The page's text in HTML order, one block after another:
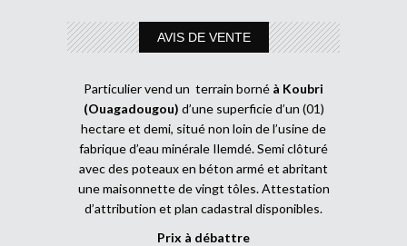
AVIS DE VENTE
Particulier vend un terrain borné à Koubri
(Ouagadougou) d’une superficie d’un (01)
hectare et demi, situé non loin de l’usine de
fabrique d’eau minérale Ilemdé. Semi clôturé
avec des poteaux en béton armé et abritant
une maisonnette de vingt tôles. Attestation
d’attribution et plan cadastral disponibles.
Prix à débattre